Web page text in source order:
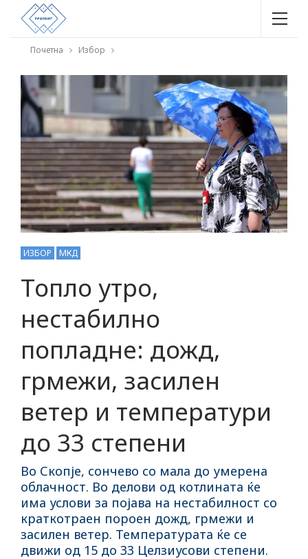
Почетна Избор
ИЗБОР МКД
Топло утро,
нестабилно
попладне: дожд,
грмежи, засилен
ветер и температури
до 33 степени
Во Скопје, сончево со мала до умерена
облачност. Во делови од котлината ќе
има услови за појава на нестабилност со
краткотраен пороен дожд, грмежи и
засилен ветер. Температурата ќе се
движи од 15 до 33 Целзиусови степени.